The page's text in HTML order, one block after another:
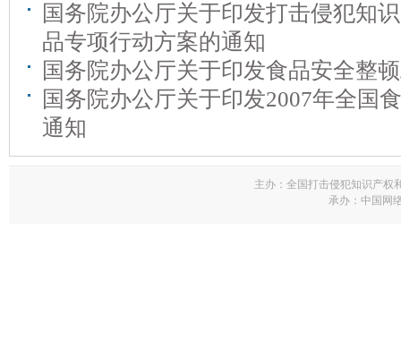
国务院办公厅关于印发打击侵犯知
品专项行动方案的通知
国务院办公厅关于印发食品安全整
国务院办公厅关于印发2007年全国
通知
主办：全国打击侵犯知识产权
承办：中国网